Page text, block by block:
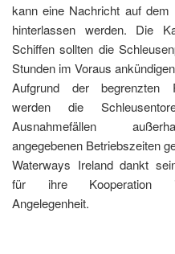
kann eine Nachricht auf dem
hinterlassen werden. Die
Schiffen sollten die
Stunden im Voraus
Aufgrund der begrenzten
werden die
Ausnahmefällen
angegebenen Betriebszeiten
Waterways Ireland dankt
für ihre Kooperation
Angelegenheit.